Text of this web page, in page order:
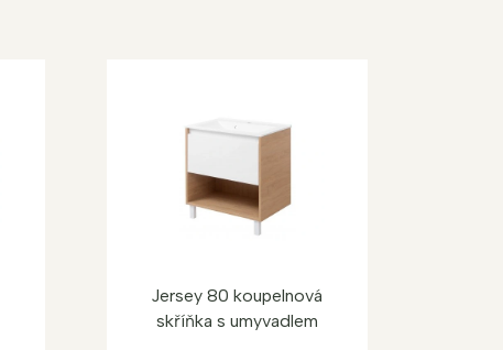
Jersey 80 koupelnová
skříňka s umyvadlem